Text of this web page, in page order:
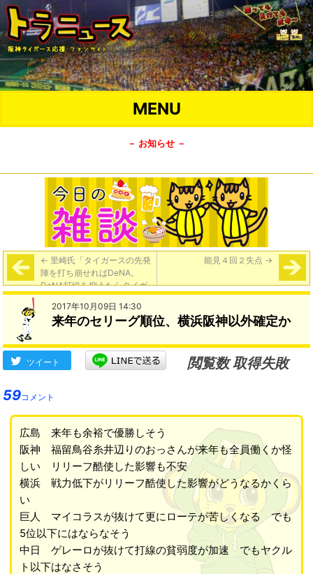
MENU
－ お知らせ －
← 里崎氏「タイガースの先発
陣を打ち崩せればDeNA。
DeNA打線を抑えたらタイガ
ース」
能見４回２失点 →
2017年10月09日 14:30
来年のセリーグ順位、横浜阪神以外確定か
ツイート
閲覧数 取得失敗
59コメント
広島 来年も余裕で優勝しそう
阪神 福留鳥谷糸井辺りのおっさんが来年も全員働くか怪
しい リリーフ酷使した影響も不安
横浜 戦力低下がリリーフ酷使した影響がどうなるかくら
い
巨人 マイコラスが抜けて更にローテが苦しくなる でも
5位以下にはならなそう
中日 ゲレーロが抜けて打線の貧弱度が加速 でもヤクル
ト以下はなさそう